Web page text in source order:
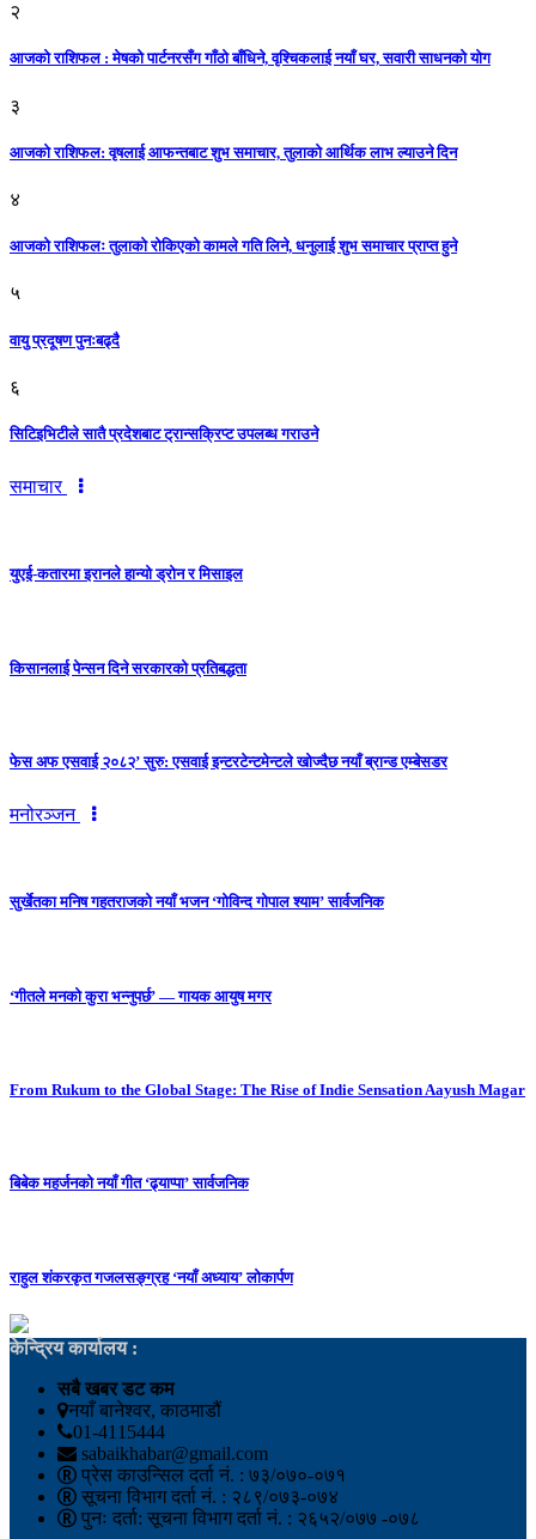
२
आजको राशिफल : मेषको पार्टनरसँग गाँठो बाँधिने, वृश्चिकलाई नयाँ घर, सवारी साधनकाे याेग
३
आजकाे राशिफल: वृषलाई आफन्तबाट शुभ समाचार, तुलाकाे आर्थिक लाभ ल्याउने दिन
४
आजको राशिफलः तुलाकाे रोकिएको कामले गति लिने, धनुलाई शुभ समाचार प्राप्त हुने
५
वायु प्रदूषण पुनःबढ्दै
६
सिटिइभिटीले सातै प्रदेशबाट ट्रान्सक्रिप्ट उपलब्ध गराउने
समाचार
युएई-कतारमा इरानले हान्यो ड्रोन र मिसाइल
किसानलाई पेन्सन दिने सरकारको प्रतिबद्धता
फेस अफ एसवाई २०८२’ सुरु: एसवाई इन्टरटेन्टमेन्टले खोज्दैछ नयाँ ब्रान्ड एम्बेसडर
मनोरञ्जन
सुर्खेतका मनिष गहतराजको नयाँ भजन ‘गोविन्द गोपाल श्याम’ सार्वजनिक
‘गीतले मनको कुरा भन्नुपर्छ’ — गायक आयुष मगर
From Rukum to the Global Stage: The Rise of Indie Sensation Aayush Magar
बिबेक महर्जनको नयाँ गीत ‘ढ्याप्पा’ सार्वजनिक
राहुल शंकरकृत गजलसङ्ग्रह ‘नयाँ अध्याय’ लोकार्पण
केन्द्रिय कार्यालय :
सबै खबर डट कम
नयाँ बानेश्वर, काठमाडौं
01-4115444
sabaikhabar@gmail.com
प्रेस काउन्सिल दर्ता नं. : ७३/०७०-०७१
सूचना विभाग दर्ता नं. : २८९/०७३-०७४
पुनः दर्ता: सूचना विभाग दर्ता नं. : २६५२/०७७ -०७८